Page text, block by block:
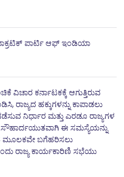
ಪಾರ್ಟಿ ಆಫ್ ಇಂಡಿಯಾ
ವಿಚಾರ ಕರ್ನಾಟಕಕ್ಕೆ ಆಗುತ್ತಿರುವ
ರಾಜ್ಯದ ಹಕ್ಕುಗಳನ್ನು ಕಾಪಾಡಲು
ನಿರ್ಧಾರ ಮತ್ತು ಎರಡೂ ರಾಜ್ಯಗಳ
ಸೌಹಾರ್ದಯುತವಾಗಿ ಈ ಸಮಸ್ಯೆಯನ್ನು
ಮೂಲಕವೇ ಬಗೆಹರಿಸಲು
ರಾಜ್ಯ ಕಾರ್ಯಕಾರಿಣಿ ಸಭೆಯು